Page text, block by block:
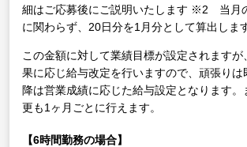
細はご応募後にご説明いたします ※2 当月
に関わらず、20日分を1月分として算出しま
この金額に対して業績目標が設定されます
果に応じ給与改定を行いますので、頑張りは
降は営業成績に応じた給与設定となります
更も1ヶ月ごとに行えます。
【6時間勤務の場合】